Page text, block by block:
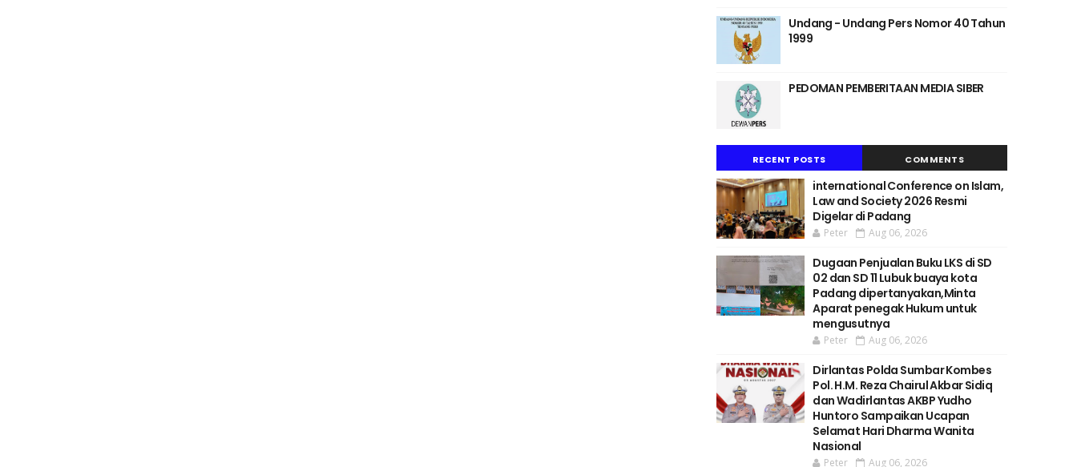
Undang - Undang Pers Nomor 40 Tahun
1999
PEDOMAN PEMBERITAAN MEDIA SIBER
RECENT POSTS COMMENTS
international Conference on Islam,
Law and Society 2026 Resmi
Digelar di Padang
Peter Aug 06, 2026
Dugaan Penjualan Buku LKS di SD
02 dan SD 11 Lubuk buaya kota
Padang dipertanyakan,Minta
Aparat penegak Hukum untuk
mengusutnya
Peter Aug 06, 2026
Dirlantas Polda Sumbar Kombes
Pol. H.M. Reza Chairul Akbar Sidiq
dan Wadirlantas AKBP Yudho
Huntoro Sampaikan Ucapan
Selamat Hari Dharma Wanita
Nasional
Peter Aug 06, 2026